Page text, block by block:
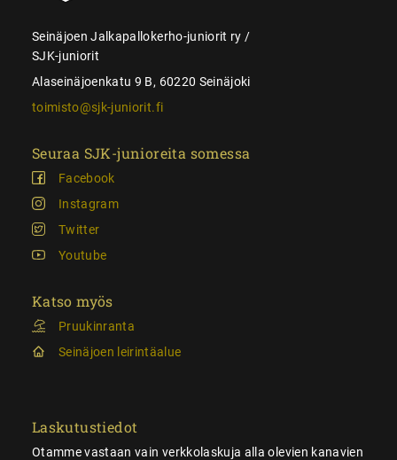
Seinäjoen Jalkapallokerho-juniorit ry /
SJK-juniorit
Alaseinäjoenkatu 9 B, 60220 Seinäjoki
toimisto@sjk-juniorit.fi
Seuraa SJK-junioreita somessa
Facebook
Instagram
Twitter
Youtube
Katso myös
Pruukinranta
Seinäjoen leirintäalue
Laskutustiedot
Otamme vastaan vain verkkolaskuja alla olevien kanavien